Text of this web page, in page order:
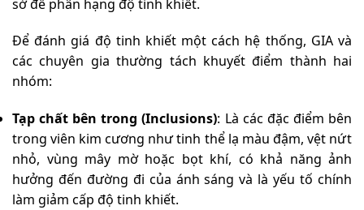
sở để phân hạng độ tinh khiết.
Để đánh giá độ tinh khiết một cách hệ thống, GIA và
các chuyên gia thường tách khuyết điểm thành hai
nhóm:
Tạp chất bên trong (Inclusions): Là các đặc điểm bên
trong viên kim cương như tinh thể lạ màu đậm, vệt nứt
nhỏ, vùng mây mờ hoặc bọt khí, có khả năng ảnh
hưởng đến đường đi của ánh sáng và là yếu tố chính
làm giảm cấp độ tinh khiết.